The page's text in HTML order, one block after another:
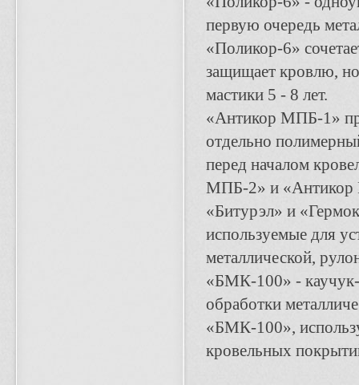
первую очередь
«Поли­кор-6»
защищает кровлю,
мастики 5 - 8 лет.
«Антикор МПБ-1»
отдельно
перед началом
МПБ-2» и
«Битурэл» и
используемые для
металличе­ской,
«БМК-100» - каучук-
обработки
«БМК-100»,
кровельных